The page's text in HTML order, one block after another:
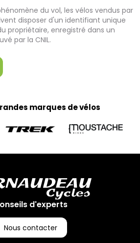
du vol, les vélos vendus par
disposer d'un identifiant unique
propriétaire, enregistré dans un
par la CNIL.
marques de vélos
d'experts
Nous contacter